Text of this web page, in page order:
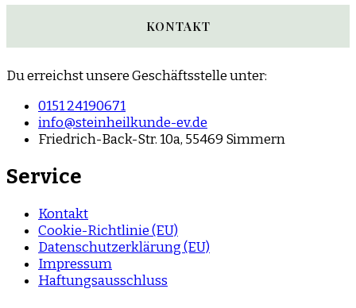
KONTAKT
Du erreichst unsere Geschäftsstelle unter:
0151 24190671
info@steinheilkunde-ev.de
Friedrich-Back-Str. 10a, 55469 Simmern
Service
Kontakt
Cookie-Richtlinie (EU)
Datenschutzerklärung (EU)
Impressum
Haftungsausschluss